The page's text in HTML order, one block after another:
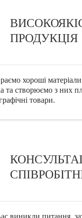
ПРОДУКЦІЯ
хороші
та створюємо з них
товари.
виникли питання,